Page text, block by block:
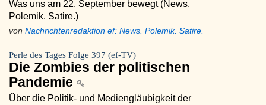
Was uns am 22. September bewegt (News.
Polemik. Satire.)
von Nachrichtenredaktion ef: News. Polemik. Satire.
Perle des Tages Folge 397 (ef-TV)
Die Zombies der politischen
Pandemie
Über die Politik- und Mediengläubigkeit der